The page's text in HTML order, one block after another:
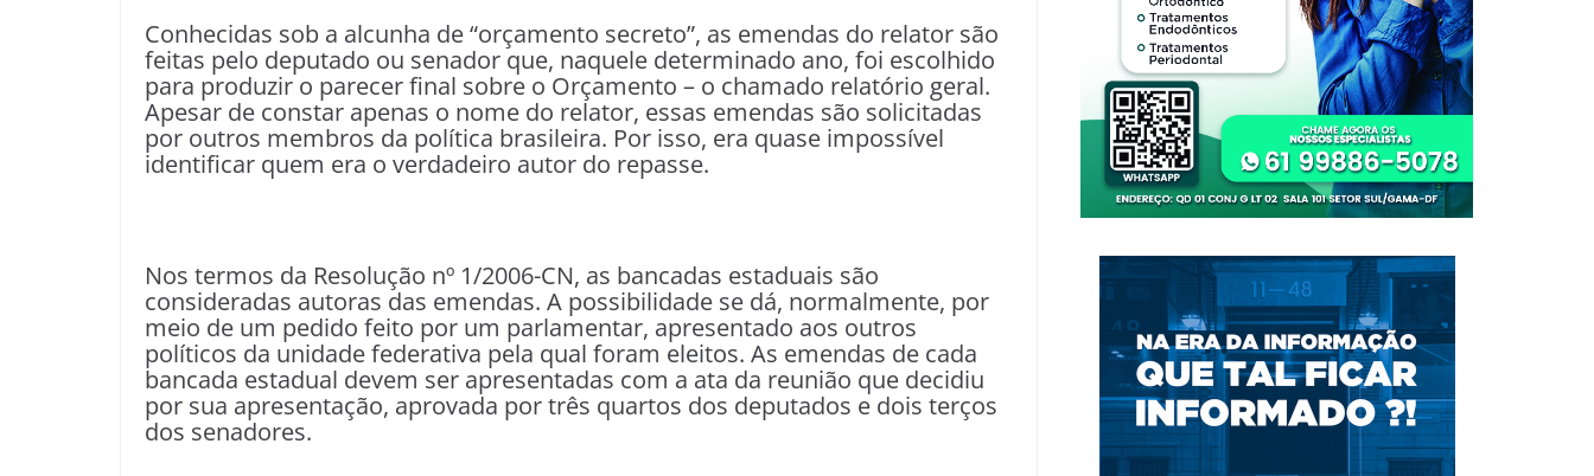
Conhecidas sob a alcunha de “orçamento secreto”, as emendas do relator são
feitas pelo deputado ou senador que, naquele determinado ano, foi escolhido
para produzir o parecer final sobre o Orçamento – o chamado relatório geral.
Apesar de constar apenas o nome do relator, essas emendas são solicitadas
por outros membros da política brasileira. Por isso, era quase impossível
identificar quem era o verdadeiro autor do repasse.
Nos termos da Resolução nº 1/2006-CN, as bancadas estaduais são
consideradas autoras das emendas. A possibilidade se dá, normalmente, por
meio de um pedido feito por um parlamentar, apresentado aos outros
políticos da unidade federativa pela qual foram eleitos. As emendas de cada
bancada estadual devem ser apresentadas com a ata da reunião que decidiu
por sua apresentação, aprovada por três quartos dos deputados e dois terços
dos senadores.